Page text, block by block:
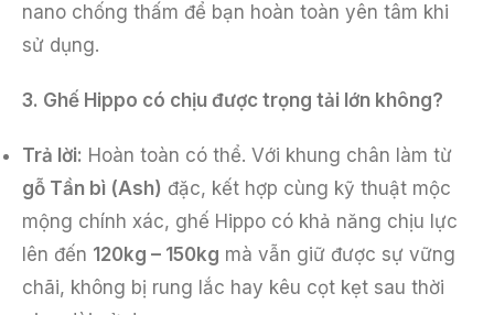
nano chống thấm để bạn hoàn toàn yên tâm khi
sử dụng.
3. Ghế Hippo có chịu được trọng tải lớn không?
Trả lời: Hoàn toàn có thể. Với khung chân làm từ
gỗ Tần bì (Ash) đặc, kết hợp cùng kỹ thuật mộc
mộng chính xác, ghế Hippo có khả năng chịu lực
lên đến 120kg – 150kg mà vẫn giữ được sự vững
chãi, không bị rung lắc hay kêu cọt kẹt sau thời